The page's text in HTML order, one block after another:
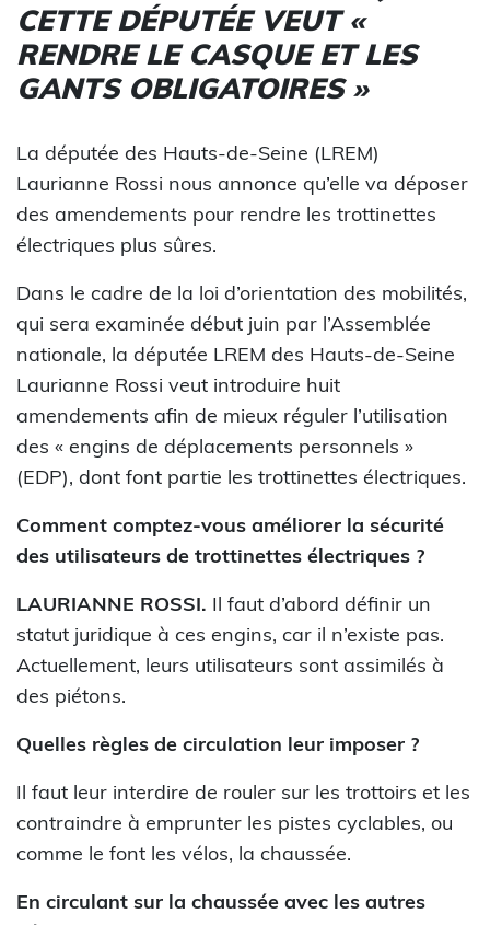
CETTE DÉPUTÉE VEUT «
RENDRE LE CASQUE ET LES
GANTS OBLIGATOIRES »
La députée des Hauts-de-Seine (LREM)
Laurianne Rossi nous annonce qu’elle va déposer
des amendements pour rendre les trottinettes
électriques plus sûres.
Dans le cadre de la loi d’orientation des mobilités,
qui sera examinée début juin par l’Assemblée
nationale, la députée LREM des Hauts-de-Seine
Laurianne Rossi veut introduire huit
amendements afin de mieux réguler l’utilisation
des « engins de déplacements personnels »
(EDP), dont font partie les trottinettes électriques.
Comment comptez-vous améliorer la sécurité
des utilisateurs de trottinettes électriques ?
LAURIANNE ROSSI. Il faut d’abord définir un
statut juridique à ces engins, car il n’existe pas.
Actuellement, leurs utilisateurs sont assimilés à
des piétons.
Quelles règles de circulation leur imposer ?
Il faut leur interdire de rouler sur les trottoirs et les
contraindre à emprunter les pistes cyclables, ou
comme le font les vélos, la chaussée.
En circulant sur la chaussée avec les autres